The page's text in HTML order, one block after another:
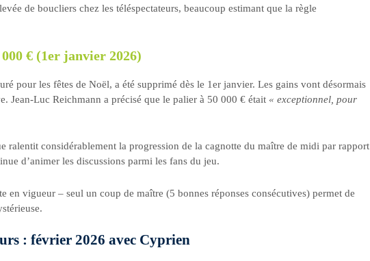
de boucliers chez les téléspectateurs, beaucoup estimant que la règle
€ (1er janvier 2026)
pour les fêtes de Noël, a été supprimé dès le 1er janvier. Les gains vont désormais
Jean-Luc Reichmann a précisé que le palier à 50 000 € était « exceptionnel, pour
ralentit considérablement la progression de la cagnotte du maître de midi par rapport
d’animer les discussions parmi les fans du jeu.
en vigueur – seul un coup de maître (5 bonnes réponses consécutives) permet de
: février 2026 avec Cyprien